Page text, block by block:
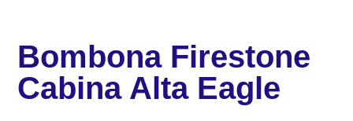
Bombona Firestone
Cabina Alta Eagle